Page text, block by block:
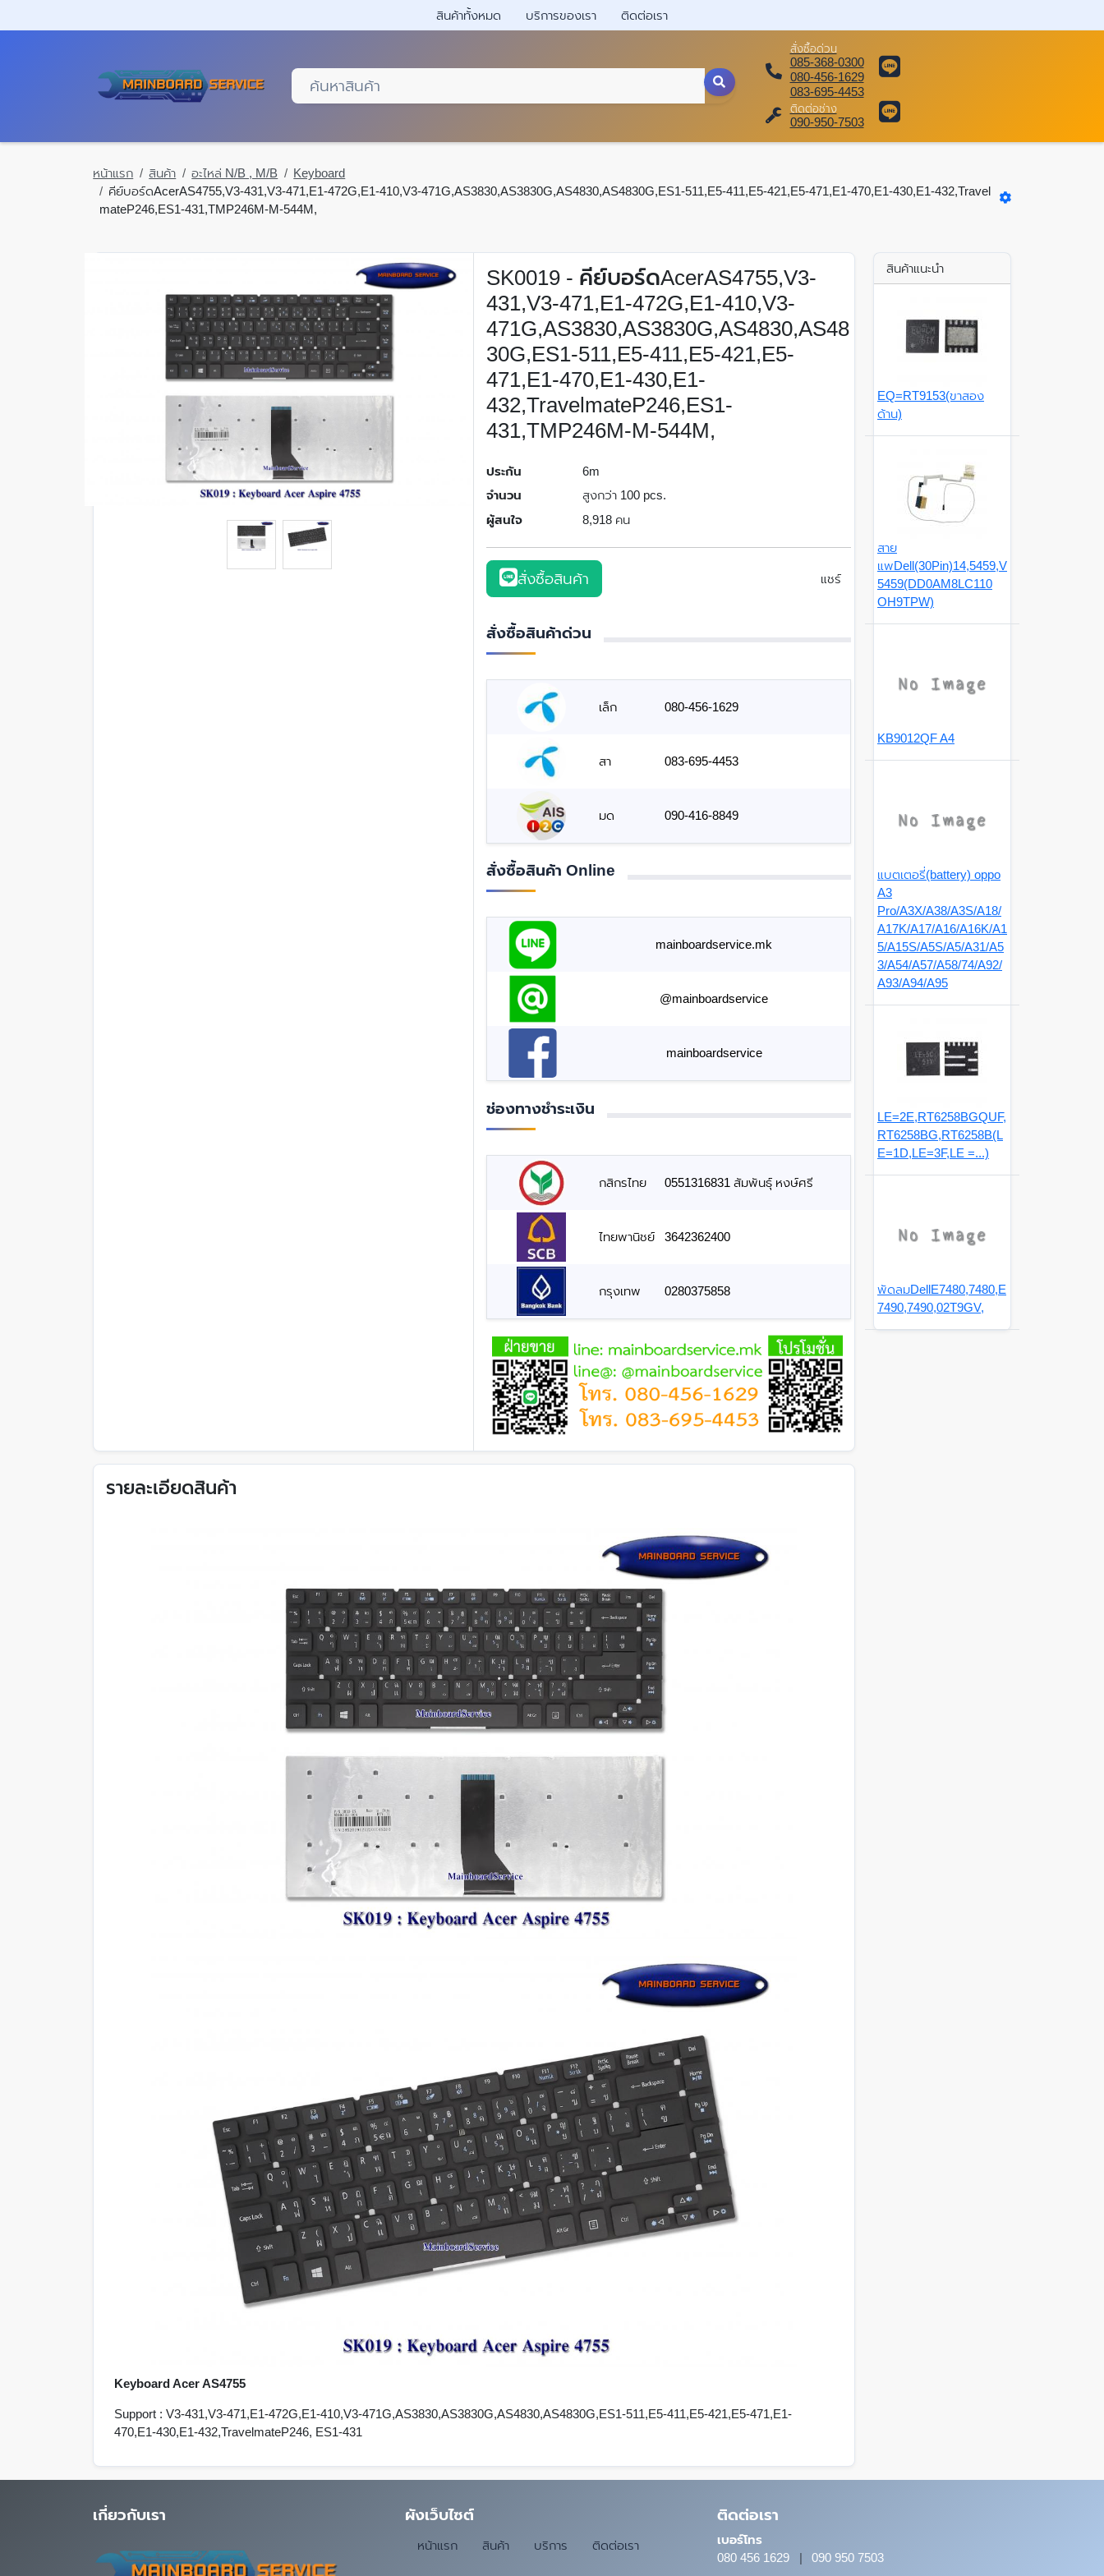
สินค้าทั้งหมด บริการของเรา ติดต่อเรา
สั่งซื้อด่วน
085-368-0300
080-456-1629
083-695-4453
ติดต่อช่าง
090-950-7503
หน้าแรก สินค้า อะไหล่ N/B , M/B
Keyboard
คีย์บอร์ดAcerAS4755,V3-431,V3-471,E1-472G,E1-410,V3-471G,AS3830,AS3830G,AS4830,AS4830G,ES1-511,E5-411,E5-421,E5-471,E1-470,E1-430,E1-432,Travel
mateP246,ES1-431,TMP246M-M-544M,
SK0019 - คีย์บอร์ดAcerAS4755,V3-
431,V3-471,E1-472G,E1-410,V3-
471G,AS3830,AS3830G,AS4830,AS48
30G,ES1-511,E5-411,E5-421,E5-
471,E1-470,E1-430,E1-
432,TravelmateP246,ES1-
431,TMP246M-M-544M,
ประกัน
6m
จำนวน
สูงกว่า 100 pcs.
ผู้สนใจ
8,918 คน
สั่งซื้อสินค้า แชร์
สั่งซื้อสินค้าด่วน
เล็ก 080-456-1629
สา 083-695-4453
มด 090-416-8849
สั่งซื้อสินค้า Online
mainboardservice.mk
@mainboardservice
mainboardservice
ช่องทางชำระเงิน
กสิกรไทย 0551316831 สัมพันธุ์ หงษ์ศรี
ไทยพานิชย์ 3642362400
กรุงเทพ 0280375858
รายละเอียดสินค้า
Keyboard Acer AS4755
Support : V3-431,V3-471,E1-472G,E1-410,V3-471G,AS3830,AS3830G,AS4830,AS4830G,ES1-511,E5-411,E5-421,E5-471,E1-
470,E1-430,E1-432,TravelmateP246, ES1-431
สินค้าแนะนำ
EQ=RT9153(ขาสอง
ด้าน)
สาย
แพDell(30Pin)14,5459,V
5459(DD0AM8LC110
OH9TPW)
KB9012QF A4
แบตเตอรี่(battery) oppo
A3
Pro/A3X/A38/A3S/A18/
A17K/A17/A16/A16K/A1
5/A15S/A5S/A5/A31/A5
3/A54/A57/A58/74/A92/
A93/A94/A95
LE=2E,RT6258BGQUF,
RT6258BG,RT6258B(L
E=1D,LE=3F,LE =...)
พัดลมDellE7480,7480,E
7490,7490,02T9GV,
เกี่ยวกับเรา ผังเว็บไซต์
หน้าแรก สินค้า บริการ ติดต่อเรา
ติดต่อเรา
เบอร์โทร
080 456 1629
| 090 950 7503